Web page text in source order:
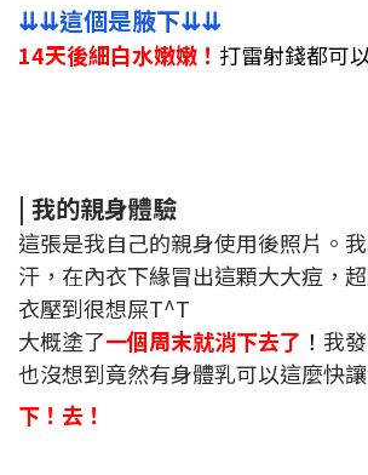
⇊⇊這個是腋下⇊⇊
14天後細白水嫩嫩！ 打雷射錢都可
| 我的親身體驗
這張是我自己的親身使用後照片。
汗，在內衣下緣冒出這顆大大痘，
衣壓到很想屎T^T
大概塗了一個周末就消下去了 ！ 我
也沒想到竟然有身體乳可以這麼快
下 ！ 去 ！